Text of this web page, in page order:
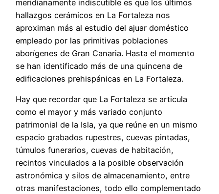
meridianamente indiscutible es que los últimos
hallazgos cerámicos en La Fortaleza nos
aproximan más al estudio del ajuar doméstico
empleado por las primitivas poblaciones
aborígenes de Gran Canaria. Hasta el momento
se han identificado más de una quincena de
edificaciones prehispánicas en La Fortaleza.
Hay que recordar que La Fortaleza se articula
como el mayor y más variado conjunto
patrimonial de la Isla, ya que reúne en un mismo
espacio grabados rupestres, cuevas pintadas,
túmulos funerarios, cuevas de habitación,
recintos vinculados a la posible observación
astronómica y silos de almacenamiento, entre
otras manifestaciones, todo ello complementado